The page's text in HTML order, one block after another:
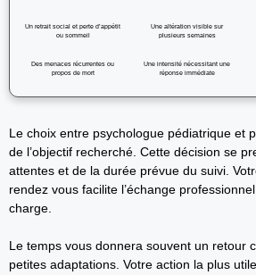
Un retrait social et perte d’appétit
ou sommeil
Une altération visible sur
plusieurs semaines
Des menaces récurrentes ou
propos de mort
Une intensité nécessitant une
réponse immédiate
Le choix entre psychologue pédiatrique et
de l’objectif recherché. Cette décision se
attentes et de la durée prévue du suivi.
rendez vous facilite l’échange
charge.
Le temps vous donnera souvent un retour
petites adaptations. Votre action la plus